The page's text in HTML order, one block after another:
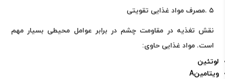
۵ .مصرف مواد غذایی تقویتی
نقش تغذیه در مقاومت چشم در برابر عوامل محیطی بسیار مهم
است. مواد غذایی حاوی:
لوتئین
ویتامینA